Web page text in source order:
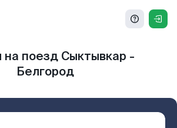
на поезд Сыктывкар -
Белгород